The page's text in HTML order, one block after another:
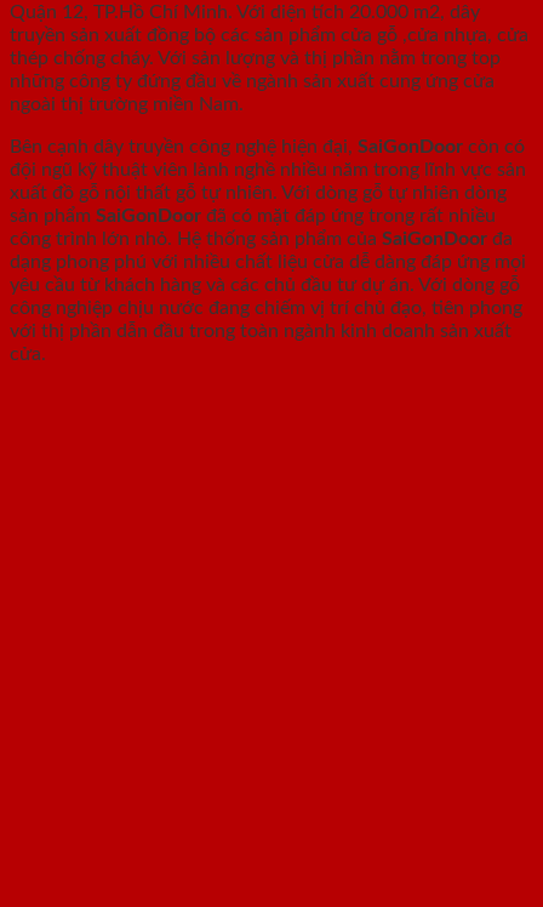
Quận 12, TP.Hồ Chí Minh. Với diện tích 20.000 m2, dây
truyền sản xuất đồng bộ các sản phẩm cửa gỗ ,cửa nhựa, cửa
thép chống cháy. Với sản lượng và thị phần nằm trong top
những công ty đứng đầu về ngành sản xuất cung ứng cửa
ngoài thị trường miền Nam.
Bên cạnh dây truyền công nghệ hiện đại, SaiGonDoor còn có
đội ngũ kỹ thuật viên lành nghề nhiều năm trong lĩnh vực sản
xuất đồ gỗ nội thất gỗ tự nhiên. Với dòng gỗ tự nhiên dòng
sản phẩm SaiGonDoor đã có mặt đáp ứng trong rất nhiều
công trình lớn nhỏ. Hệ thống sản phẩm của SaiGonDoor đa
dạng phong phú với nhiều chất liệu cửa dễ dàng đáp ứng mọi
yêu cầu từ khách hàng và các chủ đầu tư dự án. Với dòng gỗ
công nghiệp chịu nước đang chiếm vị trí chủ đạo, tiên phong
với thị phần dẫn đầu trong toàn ngành kinh doanh sản xuất
cửa.